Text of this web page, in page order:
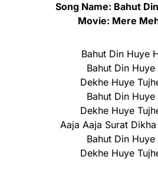
Song Name: Bahut
Movie: Mere
Bahut Din Huye
Bahut Din Huye
Dekhe Huye
Bahut Din Huye
Dekhe Huye
Aaja Aaja Surat
Bahut Din Huye
Dekhe Huye